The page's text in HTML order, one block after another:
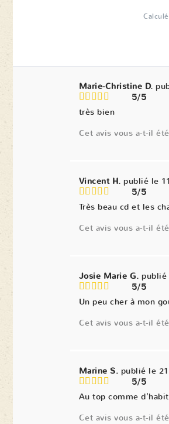
Marie-Christine D.
5/5
très bien
Cet avis vous a-t-il
Vincent H. publié le
5/5
Très beau cd et les
Cet avis vous a-t-il
Josie Marie G. publié
5/5
Un peu cher à mon
Cet avis vous a-t-il
Marine S. publié le
5/5
Au top comme
Cet avis vous a-t-il